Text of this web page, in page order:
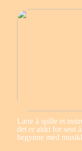
Lære å spille et
det er aldri for sent å
begynne med